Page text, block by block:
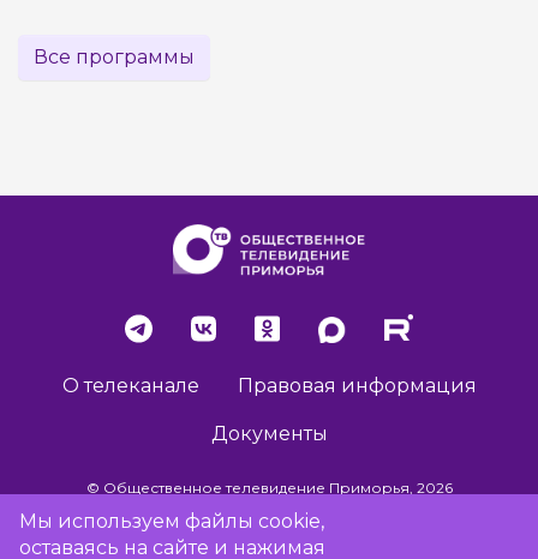
Все программы
О телеканале Правовая информация
Документы
© Общественное телевидение Приморья, 2026
Мы используем файлы cookie,
оставаясь на сайте и нажимая